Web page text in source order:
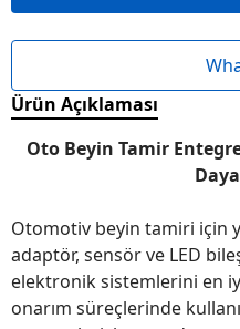
Ürün Açıklaması
Oto Beyin Tamir
Otomotiv beyin tamiri için
adaptör, sensör ve LED
elektronik sistemlerini en
onarım süreçlerinde